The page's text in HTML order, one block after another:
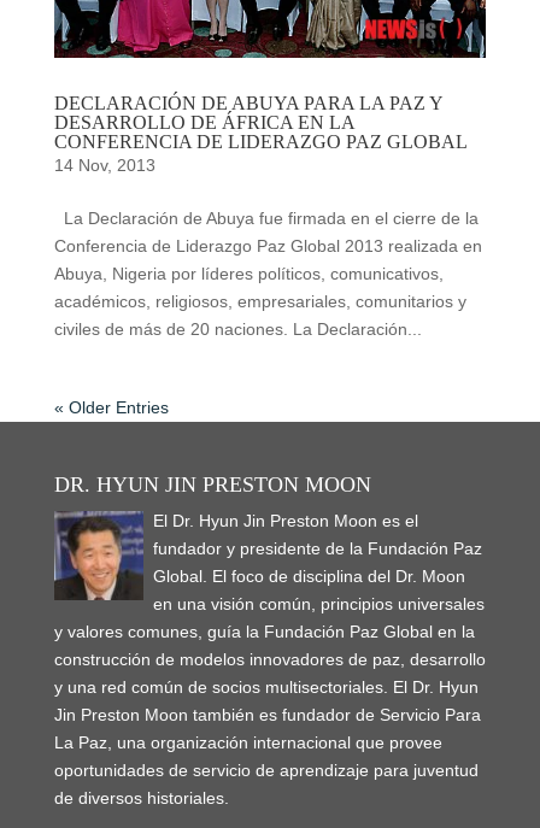
DECLARACIÓN DE ABUYA PARA LA PAZ Y
DESARROLLO DE ÁFRICA EN LA
CONFERENCIA DE LIDERAZGO PAZ GLOBAL
14 Nov, 2013
La Declaración de Abuya fue firmada en el cierre de la
Conferencia de Liderazgo Paz Global 2013 realizada en
Abuya, Nigeria por líderes políticos, comunicativos,
académicos, religiosos, empresariales, comunitarios y
civiles de más de 20 naciones. La Declaración...
« Older Entries
DR. HYUN JIN PRESTON MOON
El Dr. Hyun Jin Preston Moon es el
fundador y presidente de la Fundación Paz
Global. El foco de disciplina del Dr. Moon
en una visión común, principios universales
y valores comunes, guía la Fundación Paz Global en la
construcción de modelos innovadores de paz, desarrollo
y una red común de socios multisectoriales. El Dr. Hyun
Jin Preston Moon también es fundador de Servicio Para
La Paz, una organización internacional que provee
oportunidades de servicio de aprendizaje para juventud
de diversos historiales.